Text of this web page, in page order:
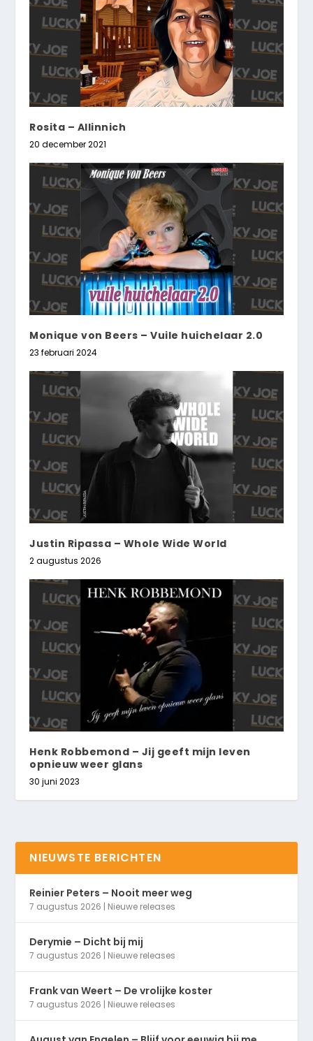
Rosita – Allinnich
20 december 2021
Monique von Beers – Vuile huichelaar 2.0
23 februari 2024
Justin Ripassa – Whole Wide World
2 augustus 2026
Henk Robbemond – Jij geeft mijn leven
opnieuw weer glans
30 juni 2023
NIEUWSTE BERICHTEN
Reinier Peters – Nooit meer weg
7 augustus 2026 | Nieuwe releases
Derymie – Dicht bij mij
7 augustus 2026 | Nieuwe releases
Frank van Weert – De vrolijke koster
7 augustus 2026 | Nieuwe releases